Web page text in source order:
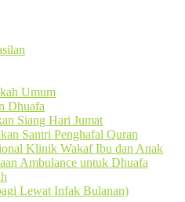
Umum
Dhuafa
Siang Hari Jumat
Santri Penghafal Quran
Klinik Wakaf Ibu dan Anak
Ambulance untuk Dhuafa
Lewat Infak Bulanan)